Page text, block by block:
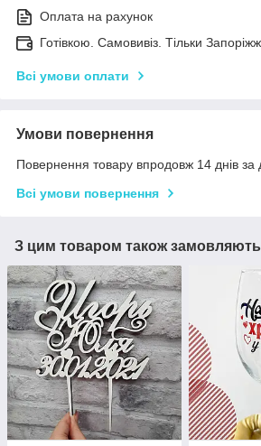
Оплата на рахунок
Готівкою. Самовивіз. Тільки
Всі умови оплати
Умови повернення
Повернення товару впродовж 14 днів за
Всі умови повернення
З цим товаром також замовляють